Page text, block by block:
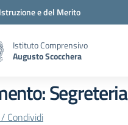
e del Merito
Istituto Comprensivo
Augusto Scocchera
Segreteria
Condividi